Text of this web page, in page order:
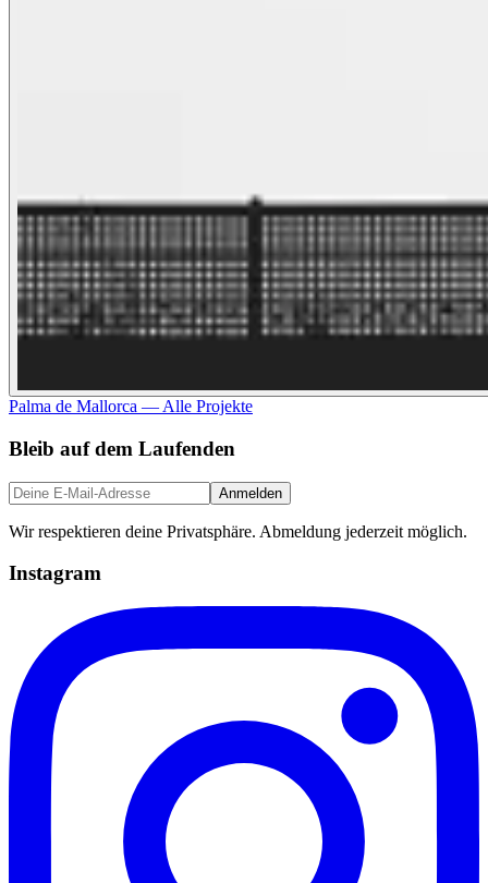
Palma de Mallorca — Alle Projekte
Bleib auf dem Laufenden
Anmelden
Wir respektieren deine Privatsphäre. Abmeldung jederzeit möglich.
Instagram